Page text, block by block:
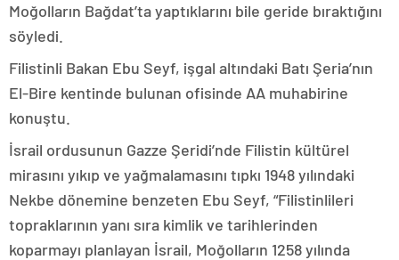
Moğolların Bağdat’ta yaptıklarını bile geride bıraktığını
söyledi.
Filistinli Bakan Ebu Seyf, işgal altındaki Batı Şeria’nın
El-Bire kentinde bulunan ofisinde AA muhabirine
konuştu.
İsrail ordusunun Gazze Şeridi’nde Filistin kültürel
mirasını yıkıp ve yağmalamasını tıpkı 1948 yılındaki
Nekbe dönemine benzeten Ebu Seyf, “Filistinlileri
topraklarının yanı sıra kimlik ve tarihlerinden
koparmayı planlayan İsrail, Moğolların 1258 yılında